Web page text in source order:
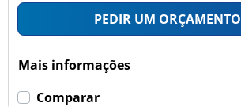
PEDIR UM ORÇAMENTO
Mais informações
Comparar